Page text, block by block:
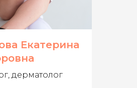
Екатерина
дерматолог